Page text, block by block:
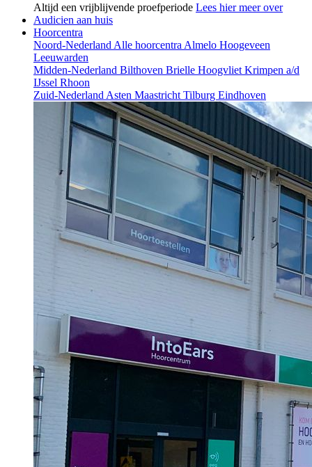
Altijd een vrijblijvende proefperiode Lees hier meer over
Audicien aan huis
Hoorcentra
Noord-Nederland Alle hoorcentra Almelo Hoogeveen
Leeuwarden
Midden-Nederland Bilthoven Brielle Hoogvliet Krimpen a/d
IJssel Rhoon
Zuid-Nederland Asten Maastricht Tilburg Eindhoven